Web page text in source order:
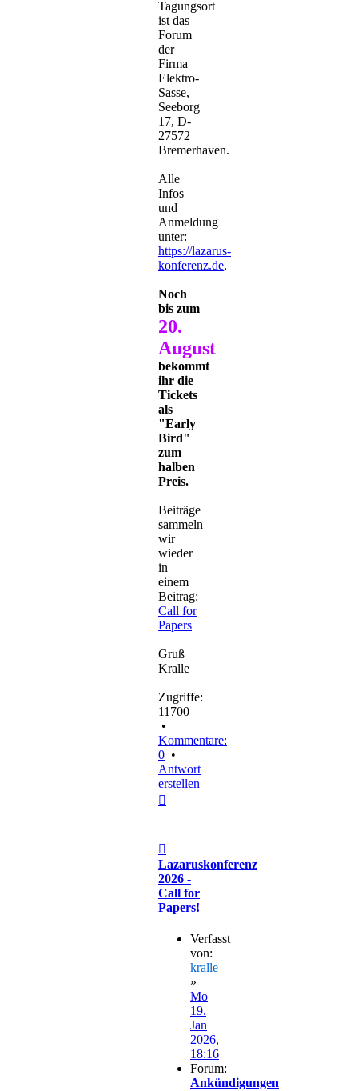
Tagungsort
ist das
Forum
der
Firma
Elektro-
Sasse,
Seeborg
17, D-
27572
Bremerhaven.
Alle
Infos
und
Anmeldung
unter:
https://lazarus-
konferenz.de,
Noch
bis zum
20.
August
bekommt
ihr die
Tickets
als
"Early
Bird"
zum
halben
Preis.
Beiträge
sammeln
wir
wieder
in
einem
Beitrag:
Call for
Papers
Gruß
Kralle
Zugriffe:
11700
•
Kommentare:
0 •
Antwort
erstellen
Lazaruskonferenz
2026 -
Call for
Papers!
Verfasst
von:
kralle
»
Mo
19.
Jan
2026,
18:16
Forum:
Ankündigungen